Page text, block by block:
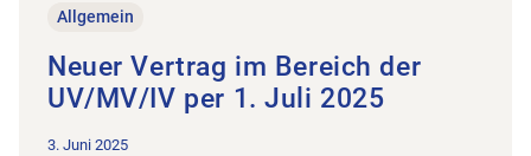
Allgemein
Neuer Vertrag im Bereich der
UV/MV/IV per 1. Juli 2025
3. Juni 2025